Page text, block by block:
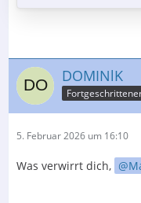
DOMINlK
5. Februar 2026 um 16:10
Was verwirrt dich,